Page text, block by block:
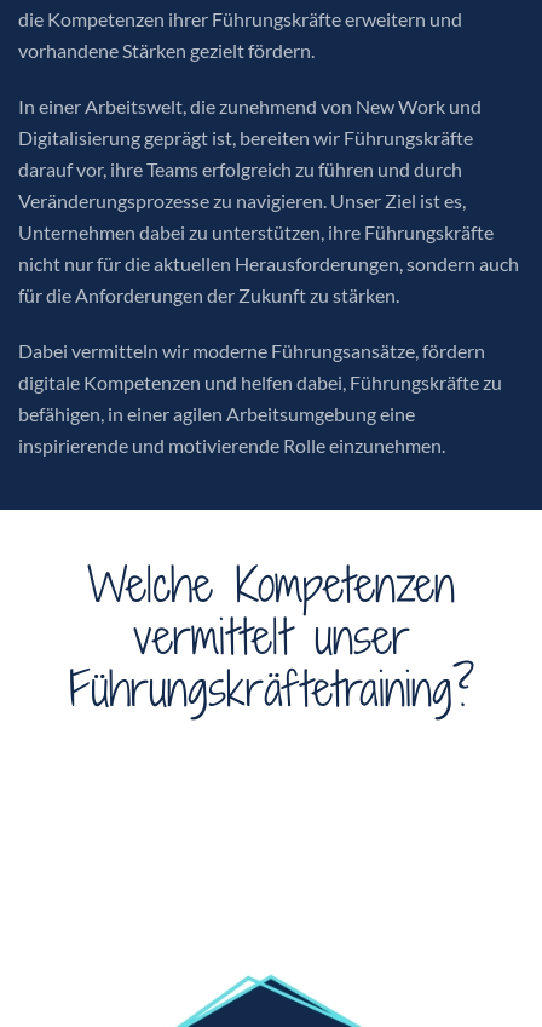
die Kompetenzen ihrer Führungskräfte erweitern und
vorhandene Stärken gezielt fördern.
In einer Arbeitswelt, die zunehmend von New Work und
Digitalisierung geprägt ist, bereiten wir Führungskräfte
darauf vor, ihre Teams erfolgreich zu führen und durch
Veränderungsprozesse zu navigieren. Unser Ziel ist es,
Unternehmen dabei zu unterstützen, ihre Führungskräfte
nicht nur für die aktuellen Herausforderungen, sondern auch
für die Anforderungen der Zukunft zu stärken.
Dabei vermitteln wir moderne Führungsansätze, fördern
digitale Kompetenzen und helfen dabei, Führungskräfte zu
befähigen, in einer agilen Arbeitsumgebung eine
inspirierende und motivierende Rolle einzunehmen.
Welche Kompetenzen
vermittelt unser
Führungskräftetraining?